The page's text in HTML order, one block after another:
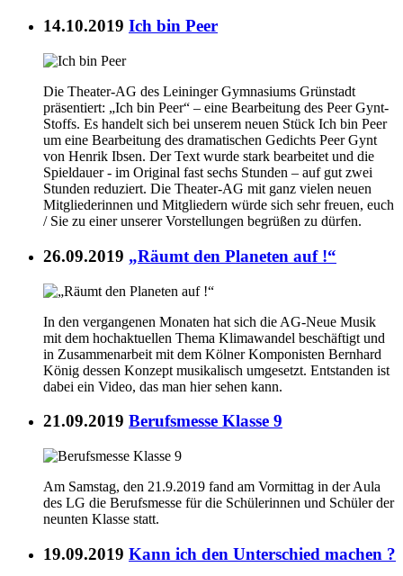
14.10.2019 Ich bin Peer
Die Theater-AG des Leininger Gymnasiums Grünstadt
präsentiert: „Ich bin Peer“ – eine Bearbeitung des Peer Gynt-
Stoffs. Es handelt sich bei unserem neuen Stück Ich bin Peer
um eine Bearbeitung des dramatischen Gedichts Peer Gynt
von Henrik Ibsen. Der Text wurde stark bearbeitet und die
Spieldauer - im Original fast sechs Stunden – auf gut zwei
Stunden reduziert. Die Theater-AG mit ganz vielen neuen
Mitgliederinnen und Mitgliedern würde sich sehr freuen, euch
/ Sie zu einer unserer Vorstellungen begrüßen zu dürfen.
26.09.2019 „Räumt den Planeten auf !“
In den vergangenen Monaten hat sich die AG-Neue Musik
mit dem hochaktuellen Thema Klimawandel beschäftigt und
in Zusammenarbeit mit dem Kölner Komponisten Bernhard
König dessen Konzept musikalisch umgesetzt. Entstanden ist
dabei ein Video, das man hier sehen kann.
21.09.2019 Berufsmesse Klasse 9
Am Samstag, den 21.9.2019 fand am Vormittag in der Aula
des LG die Berufsmesse für die Schülerinnen und Schüler der
neunten Klasse statt.
19.09.2019 Kann ich den Unterschied machen ?